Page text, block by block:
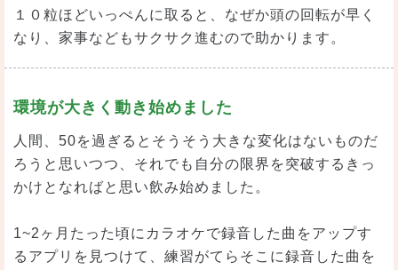
１０粒ほどいっぺんに取ると、なぜか頭の回転が早く
なり、家事などもサクサク進むので助かります。
環境が大きく動き始めました
人間、50を過ぎるとそうそう大きな変化はないものだ
ろうと思いつつ、それでも自分の限界を突破するきっ
かけとなればと思い飲み始めました。
1~2ヶ月たった頃にカラオケで録音した曲をアップす
るアプリを見つけて、練習がてらそこに録音した曲を